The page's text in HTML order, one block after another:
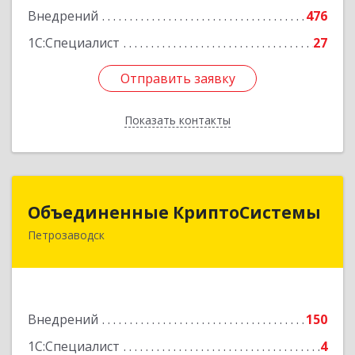
Внедрений
476
1С:Специалист
27
Отправить заявку
Показать контакты
Отправить заявку
Назад
Объединенные КриптоСистемы
Петрозаводск
Внедрений
150
1С:Специалист
4
Объединенные КриптоСистемы
185035, Карелия Респ, Петрозаводск г, Кирова